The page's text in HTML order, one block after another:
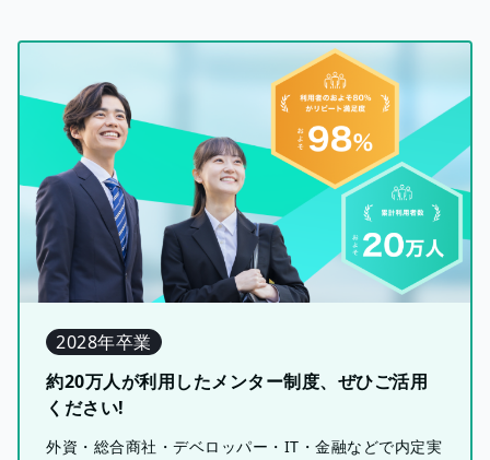
2028年卒業
約20万人が利用したメンター制度、ぜひご活用
ください!
外資・総合商社・デベロッパー・IT・金融などで内定実